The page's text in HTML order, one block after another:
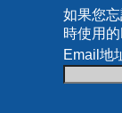
如果您
時使用
Email地